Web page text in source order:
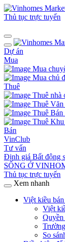
Thủ tục trực tuyến
Dự án
Mua
Mua
Mua chủ
Thuê
Thuê nhà
Thuê Văn
Thuê Bán
Thuê
Bán
VinClub
Tư vấn
Định giá Bất động
SỐNG Ở
Thủ tục trực tuyến
Xem nhanh
Việt kiều
Việt
Quyền
So